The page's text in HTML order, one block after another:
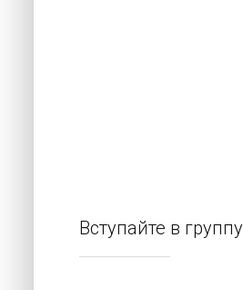
Вступайте в группу